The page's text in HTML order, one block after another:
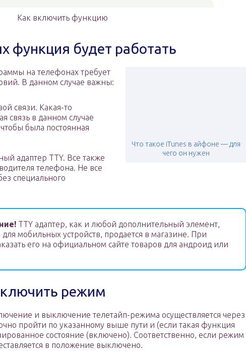
Как включить функцию
функция будет работать
Что такое iTunes в айфоне — для
чего он нужен
на телефонах требует
В данном случае важны:
связи. Какая-то
связь в данном случае
была постоянная
адаптер TTY. Все также
телефона. Не все
специального
TTY адаптер, как и любой дополнительный элемент,
мобильных устройств, продается в магазине. При
его на официальном сайте товаров для андроид или
режим
и выключение телетайп-режима осуществляется через
пройти по указанному выше пути и (если такая функция
состояние (включено). Соответственно, если режим
в положение выключено.